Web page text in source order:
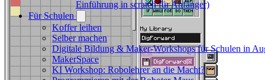
Einführung in scratch für Anfänger)
Für Schulen
Koffer leihen
Selber machen
Digitale Bildung & Maker-Workshops für Schulen in
MakerSpace
KI Workshop: Robolehrer an die Macht?